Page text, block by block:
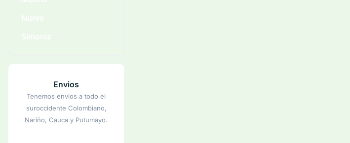
Envios
Tenemos envios a todo el
suroccidente Colombiano,
Nariño, Cauca y Putumayo.